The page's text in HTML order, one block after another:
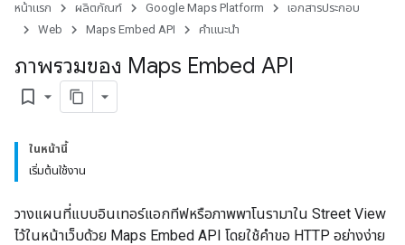
หน้าแรก ผลิตภัณฑ์ Google Maps Platform
เอกสารประกอบ
Web
Maps Embed API คำแนะนำ
ภาพรวมของ Maps Embed API
bookmark_border
ในหน้านี้
เริ่มต้นใช้งาน
วางแผนที่แบบอินเทอร์แอกทีฟหรือภาพพาโนรามาใน Street View
ไว้ในหน้าเว็บด้วย Maps Embed API โดยใช้คำขอ HTTP อย่างง่าย